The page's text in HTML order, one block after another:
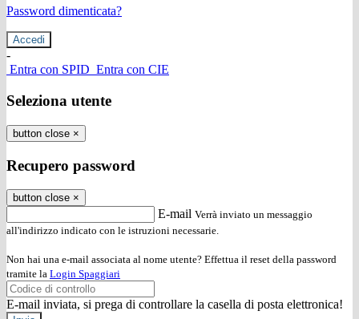
Password dimenticata?
-
Entra con SPID Entra con CIE
Seleziona utente
button close ×
Recupero password
button close ×
E-mail Verrà inviato un messaggio
all'indirizzo indicato con le istruzioni necessarie.
Non hai una e-mail associata al nome utente? Effettua il reset della password
tramite la Login Spaggiari
E-mail inviata, si prega di controllare la casella di posta elettronica!